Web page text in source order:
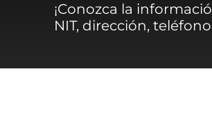
¡Conozca la
NIT, dirección,